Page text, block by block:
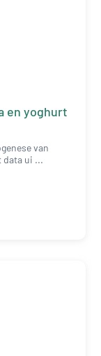
en yoghurt
van
data ui ...